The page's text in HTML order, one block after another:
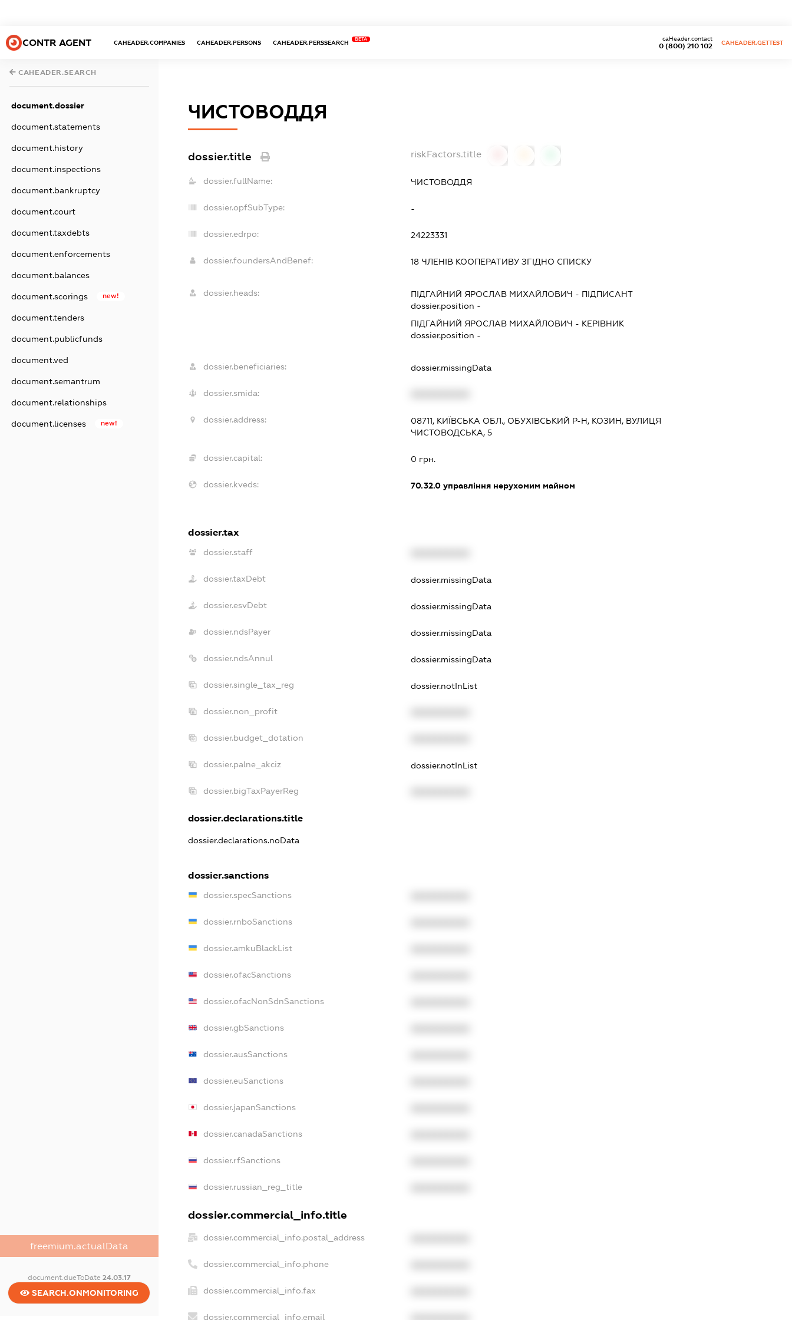
CONTR AGENT CAHEADER.COMPANIES CAHEADER.PERSONS CAHEADER.PERSSEARCH
BETA
0 (800) 210 102
caHeader.contact
CAHEADER.GETTEST
CAHEADER.SEARCH
document.dossier
document.statements
document.history
document.inspections
document.bankruptcy
document.court
document.taxdebts
document.enforcements
document.balances
document.scorings new!
document.tenders
document.publicfunds
document.ved
document.semantrum
document.relationships
document.licenses new!
freemium.actualData
document.dueToDate 24.03.17
SEARCH.ONMONITORING
ЧИСТОВОДДЯ
dossier.title riskFactors.title
dossier.fullName: ЧИСТОВОДДЯ
dossier.opfSubType: -
dossier.edrpo: 24223331
dossier.foundersAndBenef: 18 ЧЛЕНІВ КООПЕРАТИВУ ЗГІДНО СПИСКУ
dossier.heads: ПІДГАЙНИЙ ЯРОСЛАВ МИХАЙЛОВИЧ - ПІДПИСАНТ
dossier.position -
ПІДГАЙНИЙ ЯРОСЛАВ МИХАЙЛОВИЧ - КЕРІВНИК
dossier.position -
dossier.beneficiaries: dossier.missingData
dossier.smida:
dossier.address:
08711, КИЇВСЬКА ОБЛ., ОБУХІВСЬКИЙ Р-Н, КОЗИН, ВУЛИЦЯ
ЧИСТОВОДСЬКА, 5
dossier.capital: 0 грн.
dossier.kveds: 70.32.0 управління нерухомим майном
dossier.tax
dossier.staff
dossier.taxDebt dossier.missingData
dossier.esvDebt dossier.missingData
dossier.ndsPayer dossier.missingData
dossier.ndsAnnul dossier.missingData
dossier.single_tax_reg dossier.notInList
dossier.non_profit
dossier.budget_dotation
dossier.palne_akciz dossier.notInList
dossier.bigTaxPayerReg
dossier.declarations.title
dossier.declarations.noData
dossier.sanctions
dossier.specSanctions
dossier.rnboSanctions
dossier.amkuBlackList
dossier.ofacSanctions
dossier.ofacNonSdnSanctions
dossier.gbSanctions
dossier.ausSanctions
dossier.euSanctions
dossier.japanSanctions
dossier.canadaSanctions
dossier.rfSanctions
dossier.russian_reg_title
dossier.commercial_info.title
dossier.commercial_info.postal_address
dossier.commercial_info.phone
dossier.commercial_info.fax
dossier.commercial_info.email